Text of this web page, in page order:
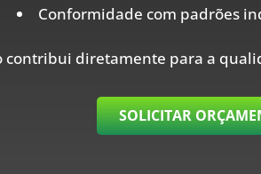
Conformidade com padrões
contribui diretamente para a
SOLICITAR